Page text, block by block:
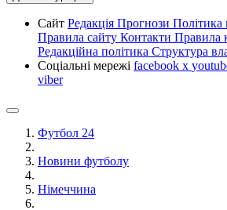
Сайт Редакція Прогнози Політика
Правила сайту Контакти Правила
Редакційна політика Структура
Соціальні мережі facebook x
viber
Футбол 24
Новини футболу
Німеччина